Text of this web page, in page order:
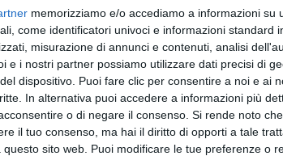
memorizziamo e/o accediamo a informazioni su
come identificatori univoci e informazioni standard
misurazione di annunci e contenuti, analisi
e i nostri partner possiamo utilizzare dati precisi di
dispositivo. Puoi fare clic per consentire a noi e ai
In alternativa puoi accedere a informazioni più
o di negare il consenso. Si rende noto
il tuo consenso, ma hai il diritto di opporti a tale
sito web. Puoi modificare le tue preferenze o
COMUNALE NICOLA CIVITA
e
7 AGOSTO 2026
Comune: “Buono libri
ecco l'elenco delle 11
accreditate